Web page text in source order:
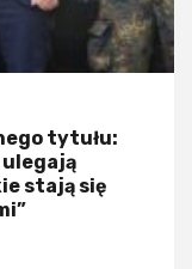
tytułu:
stają się